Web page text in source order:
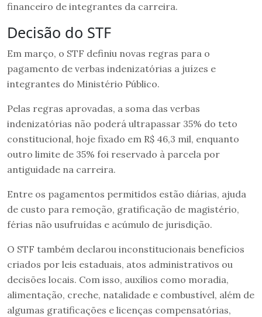
financeiro de integrantes da carreira.
Decisão do STF
Em março, o STF definiu novas regras para o
pagamento de verbas indenizatórias a juízes e
integrantes do Ministério Público.
Pelas regras aprovadas, a soma das verbas
indenizatórias não poderá ultrapassar 35% do teto
constitucional, hoje fixado em R$ 46,3 mil, enquanto
outro limite de 35% foi reservado à parcela por
antiguidade na carreira.
Entre os pagamentos permitidos estão diárias, ajuda
de custo para remoção, gratificação de magistério,
férias não usufruídas e acúmulo de jurisdição.
O STF também declarou inconstitucionais benefícios
criados por leis estaduais, atos administrativos ou
decisões locais. Com isso, auxílios como moradia,
alimentação, creche, natalidade e combustível, além de
algumas gratificações e licenças compensatórias,